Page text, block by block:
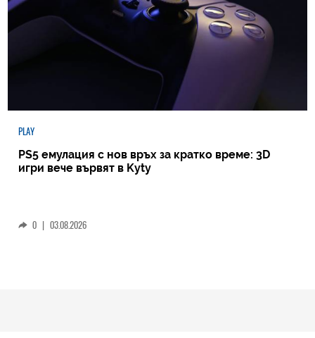
PLAY
PS5 емулация с нов връх за кратко време: 3D
игри вече вървят в Kyty
0 | 03.08.2026